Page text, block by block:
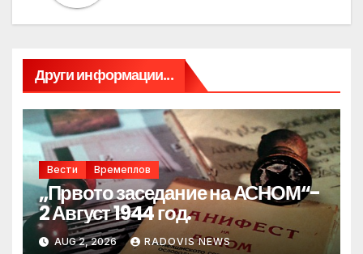
Други информации...
Вести Времеплов
„Првото заседание на АСНОМ“-
2 Август 1944 год.
AUG 2, 2026 RADOVIS NEWS